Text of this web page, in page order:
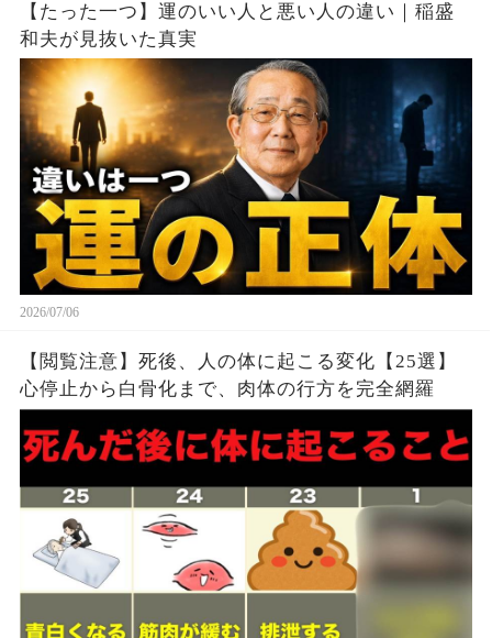
【たった一つ】運のいい人と悪い人の違い｜稲盛
和夫が見抜いた真実
2026/07/06
【閲覧注意】死後、人の体に起こる変化【25選】
心停止から白骨化まで、肉体の行方を完全網羅